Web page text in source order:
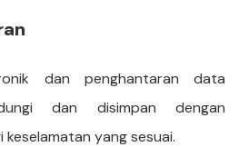
dan penghantaran data
dan disimpan dengan
yang sesuai.